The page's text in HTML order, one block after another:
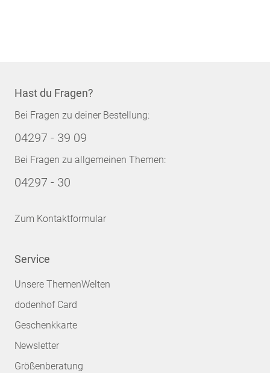
Hast du Fragen?
Bei Fragen zu deiner Bestellung:
04297 - 39 09
Bei Fragen zu allgemeinen Themen:
04297 - 30
Zum Kontaktformular
Service
Unsere ThemenWelten
dodenhof Card
Geschenkkarte
Newsletter
Größenberatung